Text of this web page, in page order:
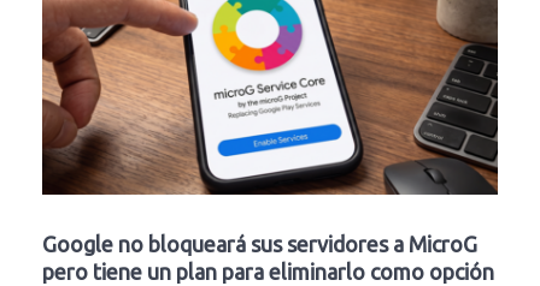
Google no bloqueará sus servidores a MicroG
pero tiene un plan para eliminarlo como opción